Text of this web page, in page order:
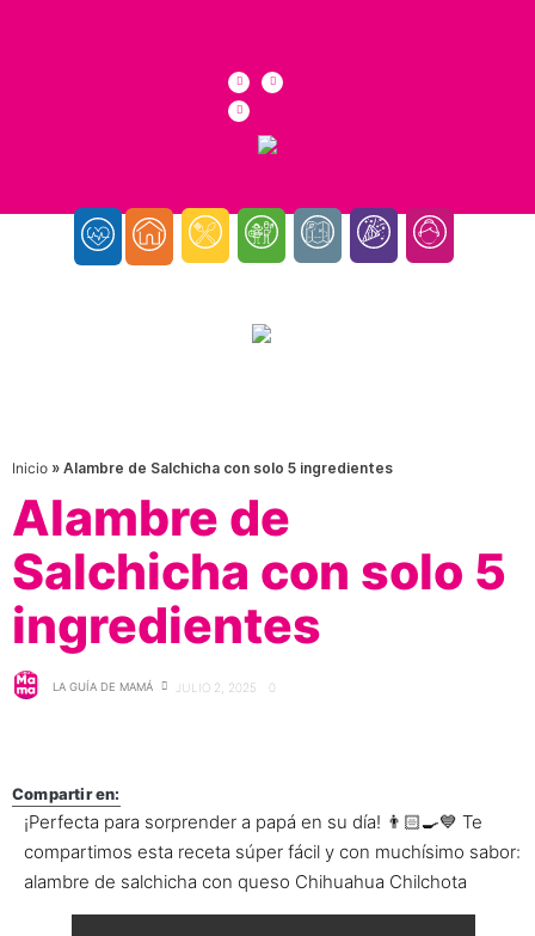
Inicio » Alambre de Salchicha con solo 5 ingredientes
Alambre de
Salchicha con solo 5
ingredientes
LA GUÍA DE MAMÁ JULIO 2, 2025 0
Compartir en:
¡Perfecta para sorprender a papá en su día! 👨🏻‍🍳💙 Te
compartimos esta receta súper fácil y con muchísimo sabor:
alambre de salchicha con queso Chihuahua Chilchota